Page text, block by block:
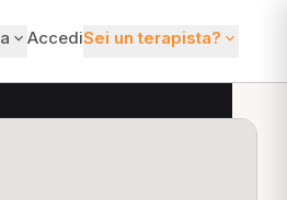
AccediSei un terapista?